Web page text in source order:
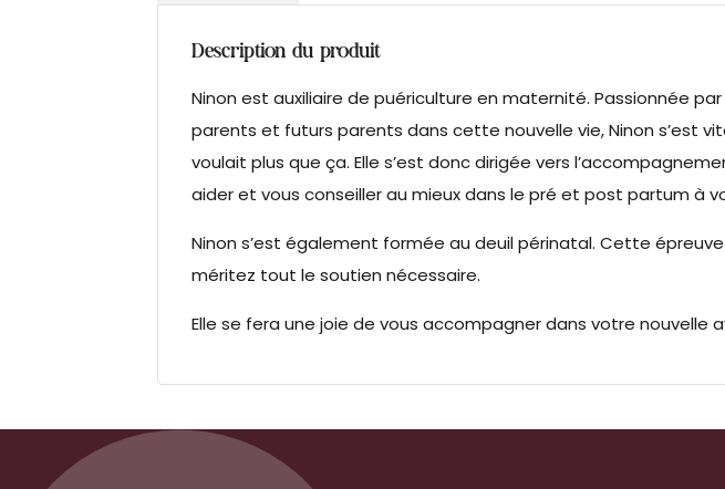
Description du produit
Ninon est auxiliaire de puériculture en maternité. Passionnée
parents et futurs parents dans cette nouvelle vie, Ninon s’est
voulait plus que ça. Elle s’est donc dirigée vers
aider et vous conseiller au mieux dans le pré et post partum à
Ninon s’est également formée au deuil périnatal. Cette
méritez tout le soutien nécessaire.
Elle se fera une joie de vous accompagner dans votre nouvelle